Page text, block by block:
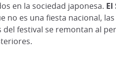
en la sociedad japonesa.
no es una fiesta nacional,
festival se remontan al